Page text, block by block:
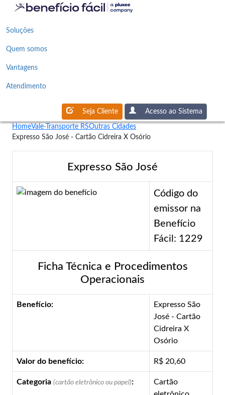
Soluções
Quem somos
Vantagens
Atendimento
Seja Cliente Acesso ao Sistema
HomeVale-Transporte RSOutras Cidades
Expresso São José - Cartão Cidreira X Osório
Expresso São José
Código do
emissor na
Benefício
Fácil: 1229
Ficha Técnica e Procedimentos
Operacionais
Benefício:
Expresso São
José - Cartão
Cidreira X
Osório
Valor do benefício: R$ 20,60
Categoria (cartão eletrônico ou papel):
Cartão